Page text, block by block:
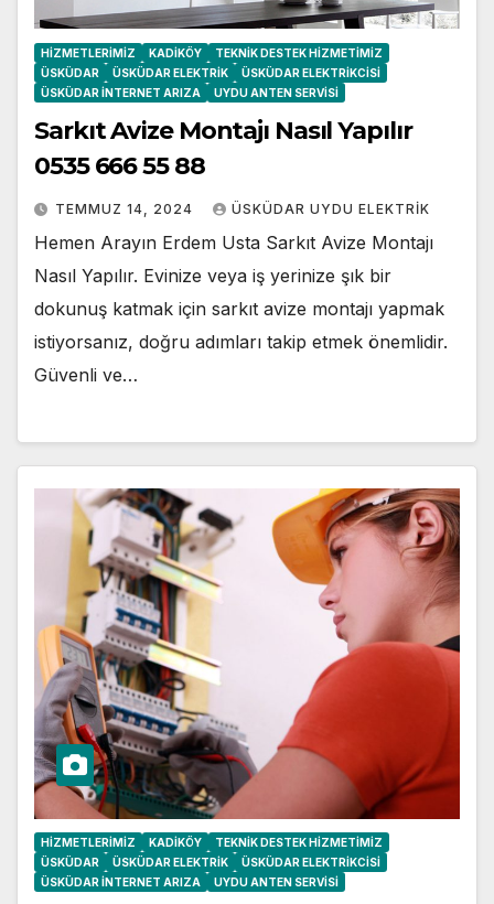
HIZMETLERIMIZ KADIKÖY
TEKNIK DESTEK HIZMETIMIZ
ÜSKÜDAR
ÜSKÜDAR ELEKTRIK
ÜSKÜDAR ELEKTRIKCISI
ÜSKÜDAR İNTERNET ARIZA
UYDU ANTEN SERVISI
Sarkıt Avize Montajı Nasıl Yapılır
0535 666 55 88
TEMMUZ 14, 2024 ÜSKÜDAR UYDU ELEKTRIK
Hemen Arayın Erdem Usta Sarkıt Avize Montajı
Nasıl Yapılır. Evinize veya iş yerinize şık bir
dokunuş katmak için sarkıt avize montajı yapmak
istiyorsanız, doğru adımları takip etmek önemlidir.
Güvenli ve…
HIZMETLERIMIZ KADIKÖY
TEKNIK DESTEK HIZMETIMIZ
ÜSKÜDAR
ÜSKÜDAR ELEKTRIK
ÜSKÜDAR ELEKTRIKCISI
ÜSKÜDAR İNTERNET ARIZA
UYDU ANTEN SERVISI